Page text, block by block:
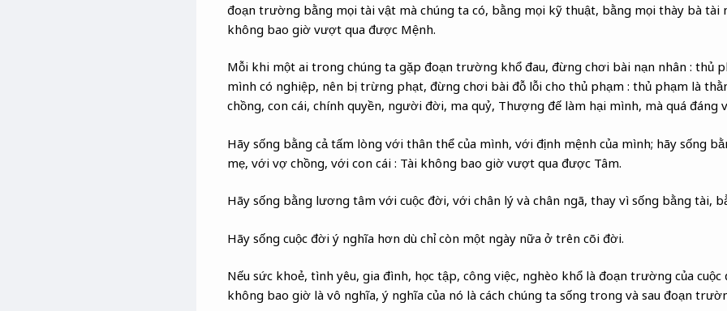
đoạn trường bằng mọi tài vật mà chúng ta có, bằng mọi kỹ thuật, bằng mọi thày bà tài
không bao giờ vượt qua được Mệnh.
Mỗi khi một ai trong chúng ta gặp đoạn trường khổ đau, đừng chơi bài nạn nhân : thủ
mình có nghiệp, nên bị trừng phạt, đừng chơi bài đỗ lỗi cho thủ phạm : thủ phạm là
chồng, con cái, chính quyền, người đời, ma quỷ, Thượng đế làm hại mình, mà quá đáng
Hãy sống bằng cả tấm lòng với thân thể của mình, với định mệnh của mình; hãy sống
mẹ, với vợ chồng, với con cái : Tài không bao giờ vượt qua được Tâm.
Hãy sống bằng lương tâm với cuộc đời, với chân lý và chân ngã, thay vì sống bằng tài,
Hãy sống cuộc đời ý nghĩa hơn dù chỉ còn một ngày nữa ở trên cõi đời.
Nếu sức khoẻ, tình yêu, gia đình, học tập, công việc, nghèo khổ là đoạn trường của
không bao giờ là vô nghĩa, ý nghĩa của nó là cách chúng ta sống trong và sau đoạn